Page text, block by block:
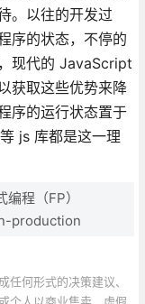
。以往的开发过
序的状态，不停的
现代的 JavaScript
获取这些优势来降
序的运行状态置于
js 库都是这一理
程（FP）
production
何形式的决策建议、